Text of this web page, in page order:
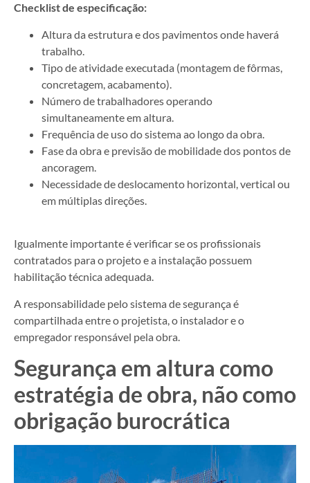
Checklist de especificação:
Altura da estrutura e dos pavimentos onde haverá
trabalho.
Tipo de atividade executada (montagem de fôrmas,
concretagem, acabamento).
Número de trabalhadores operando
simultaneamente em altura.
Frequência de uso do sistema ao longo da obra.
Fase da obra e previsão de mobilidade dos pontos de
ancoragem.
Necessidade de deslocamento horizontal, vertical ou
em múltiplas direções.
Igualmente importante é verificar se os profissionais
contratados para o projeto e a instalação possuem
habilitação técnica adequada.
A responsabilidade pelo sistema de segurança é
compartilhada entre o projetista, o instalador e o
empregador responsável pela obra.
Segurança em altura como
estratégia de obra, não como
obrigação burocrática